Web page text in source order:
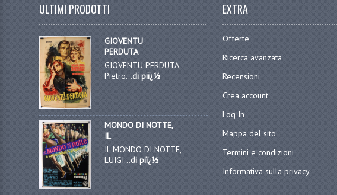
ULTIMI PRODOTTI
GIOVENTU
PERDUTA
GIOVENTU PERDUTA,
Pietro...di piï¿½
MONDO DI NOTTE,
IL
IL MONDO DI NOTTE,
LUIGI...di piï¿½
EXTRA
Offerte
Ricerca avanzata
Recensioni
Crea account
Log In
Mappa del sito
Termini e condizioni
Informativa sulla privacy